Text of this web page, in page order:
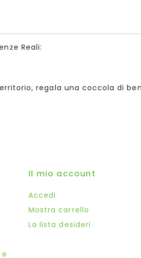
Reali:
regala una coccola di
Il mio account
Accedi
Mostra carrello
La lista desideri